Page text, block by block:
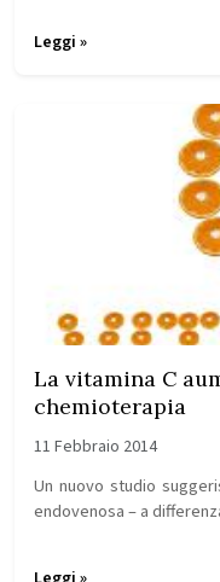
Leggi »
La vitamina C
chemioterapia
11 Febbraio 2014
Un nuovo studio
endovenosa – a